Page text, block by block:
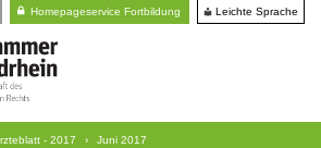
Homepageservice Fortbildung Leichte Sprache
- 2017 Juni 2017